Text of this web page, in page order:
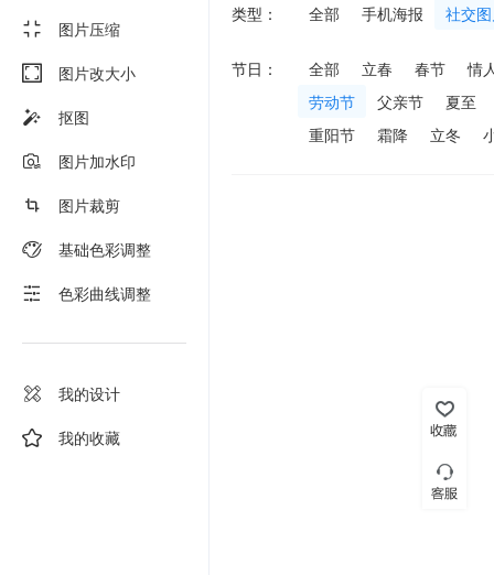
图片压缩
图片改大小
抠图
图片加水印
图片裁剪
基础色彩调整
色彩曲线调整
我的设计
我的收藏
类型： 全部 手机海报 社交
节日： 全部 立春 春节
情
劳动节
父亲节
夏至
重阳节
霜降 立冬